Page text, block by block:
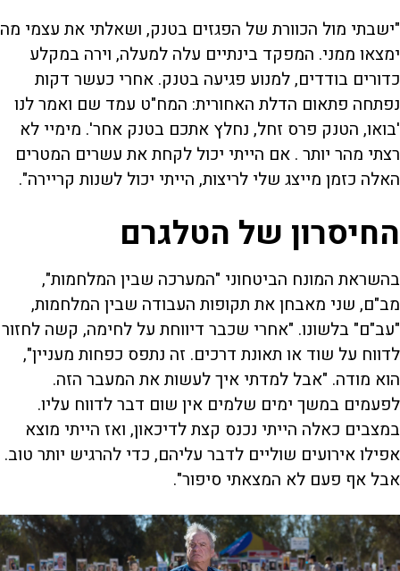
"ישבתי מול הכוורת של הפגזים בטנק, ושאלתי את עצמי מה
ימצאו ממני. המפקד בינתיים עלה למעלה, וירה במקלע
כדורים בודדים, למנוע פגיעה בטנק. אחרי כעשר דקות
נפתחה פתאום הדלת האחורית: המח"ט עמד שם ואמר לנו
'בואו, הטנק פרס זחל, נחלץ אתכם בטנק אחר'. מימיי לא
רצתי מהר יותר . אם הייתי יכול לקחת את עשרים המטרים
האלה כזמן מייצג שלי לריצות, הייתי יכול לשנות קריירה".
החיסרון של הטלגרם
בהשראת המונח הביטחוני "המערכה שבין המלחמות",
מב"ם, שני מאבחן את תקופות העבודה שבין המלחמות,
"עב"ם" בלשונו. "אחרי שכבר דיווחת על לחימה, קשה לחזור
לדווח על שוד או תאונת דרכים. זה נתפס כפחות מעניין",
הוא מודה. "אבל למדתי איך לעשות את המעבר הזה.
לפעמים במשך ימים שלמים אין שום דבר לדווח עליו.
במצבים כאלה הייתי נכנס קצת לדיכאון, ואז הייתי מוצא
אפילו אירועים שוליים לדבר עליהם, כדי להרגיש יותר טוב.
אבל אף פעם לא המצאתי סיפור".